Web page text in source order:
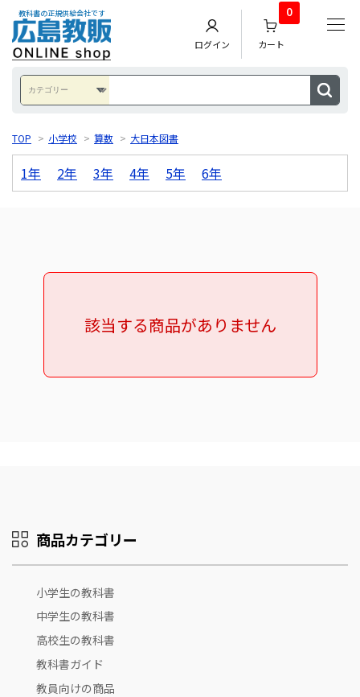
教科書の正規供給会社です
ログイン カート
0
TOP > 小学校 > 算数 > 大日本図書
1年 2年 3年 4年 5年 6年
該当する商品がありません
商品カテゴリー
小学生の教科書
中学生の教科書
高校生の教科書
教科書ガイド
教員向けの商品